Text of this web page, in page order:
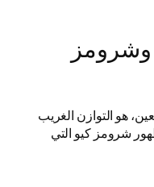
هو التوازن الغريب
شرومز كيو التي